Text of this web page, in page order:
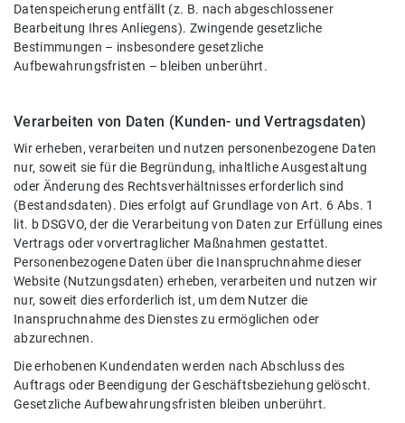
Datenspeicherung entfällt (z. B. nach abgeschlossener
Bearbeitung Ihres Anliegens). Zwingende gesetzliche
Bestimmungen – insbesondere gesetzliche
Aufbewahrungsfristen – bleiben unberührt.
Verarbeiten von Daten (Kunden- und Vertragsdaten)
Wir erheben, verarbeiten und nutzen personenbezogene Daten
nur, soweit sie für die Begründung, inhaltliche Ausgestaltung
oder Änderung des Rechtsverhältnisses erforderlich sind
(Bestandsdaten). Dies erfolgt auf Grundlage von Art. 6 Abs. 1
lit. b DSGVO, der die Verarbeitung von Daten zur Erfüllung eines
Vertrags oder vorvertraglicher Maßnahmen gestattet.
Personenbezogene Daten über die Inanspruchnahme dieser
Website (Nutzungsdaten) erheben, verarbeiten und nutzen wir
nur, soweit dies erforderlich ist, um dem Nutzer die
Inanspruchnahme des Dienstes zu ermöglichen oder
abzurechnen.
Die erhobenen Kundendaten werden nach Abschluss des
Auftrags oder Beendigung der Geschäftsbeziehung gelöscht.
Gesetzliche Aufbewahrungsfristen bleiben unberührt.